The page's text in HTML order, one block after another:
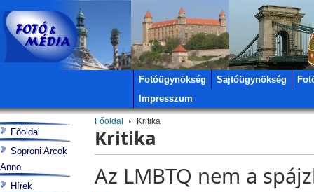
Fotóügynökség Sajtóügynökség
Impresszum
Főoldal Kritika
Kritika
Az LMBTQ nem a
Főoldal
Soproni Arcok
Anno
Hírek